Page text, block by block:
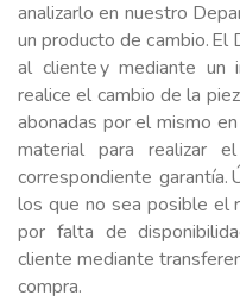
analizarlo en nuestro
un producto de cambio. El
al cliente y mediante un
realice el cambio de la
abonadas por el mismo
material para realizar
correspondiente garantía.
los que no sea posible el
por falta de
cliente mediante
compra.